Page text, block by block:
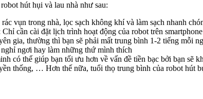
hút hụi và lau nhà như sau:
vụn trong nhà, lọc sạch không khí và làm sạch nhanh
Chỉ cần cài đặt lịch trình hoạt động của robot trên
gia, thường thì bạn sẽ phải mất trung bình 1-2 tiếng mỗi
ngơi hay làm những thứ mình thích
có thể giúp bạn tối ưu hơn về vấn đề tiền bạc bởi bạn sẽ
thống, … Hơn thế nữa, tuổi thọ trung bình của robot hút